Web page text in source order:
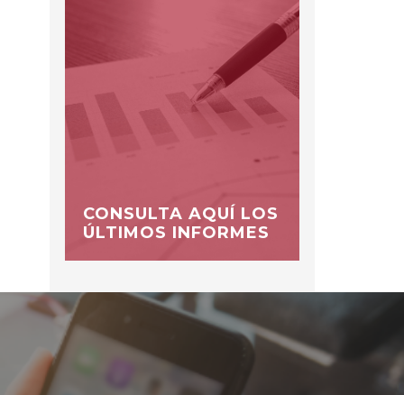
CONSULTA AQUÍ LOS
ÚLTIMOS INFORMES